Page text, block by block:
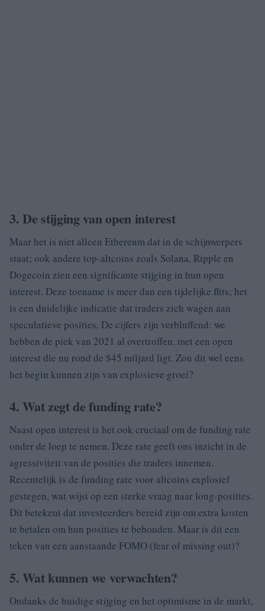
3. De stijging van open interest
Maar het is niet alleen Ethereum dat in de schijnwerpers
staat; ook andere top-altcoins zoals Solana, Ripple en
Dogecoin zien een significante stijging in hun open
interest. Deze toename is meer dan een tijdelijke flits; het
is een duidelijke indicatie dat traders zich wagen aan
speculatieve posities. De cijfers zijn verbluffend: we
hebben de piek van 2021 al overtroffen, met een open
interest die nu rond de $45 miljard ligt. Zou dit wel eens
het begin kunnen zijn van explosieve groei?
4. Wat zegt de funding rate?
Naast open interest is het ook cruciaal om de funding rate
onder de loep te nemen. Deze rate geeft ons inzicht in de
agressiviteit van de posities die traders innemen.
Recentelijk is de funding rate voor altcoins explosief
gestegen, wat wijst op een sterke vraag naar long-posities.
Dit betekent dat investeerders bereid zijn om extra kosten
te betalen om hun posities te behouden. Maar is dit een
teken van een aanstaande FOMO (fear of missing out)?
5. Wat kunnen we verwachten?
Ondanks de huidige stijging en het optimisme in de markt,